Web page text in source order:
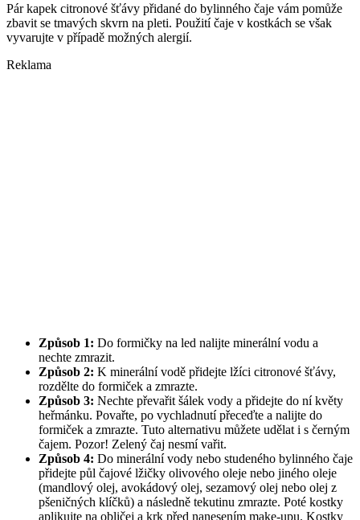
Pár kapek citronové šťávy přidané do bylinného čaje vám pomůže
zbavit se tmavých skvrn na pleti. Použití čaje v kostkách se však
vyvarujte v případě možných alergií.
Reklama
Způsob 1: Do formičky na led nalijte minerální vodu a
nechte zmrazit.
Způsob 2: K minerální vodě přidejte lžíci citronové šťávy,
rozdělte do formiček a zmrazte.
Způsob 3: Nechte převařit šálek vody a přidejte do ní květy
heřmánku. Povařte, po vychladnutí přeceďte a nalijte do
formiček a zmrazte. Tuto alternativu můžete udělat i s černým
čajem. Pozor! Zelený čaj nesmí vařit.
Způsob 4: Do minerální vody nebo studeného bylinného čaje
přidejte půl čajové lžičky olivového oleje nebo jiného oleje
(mandlový olej, avokádový olej, sezamový olej nebo olej z
pšeničných klíčků) a následně tekutinu zmrazte. Poté kostky
aplikujte na obličej a krk před nanesením make-upu. Kostky